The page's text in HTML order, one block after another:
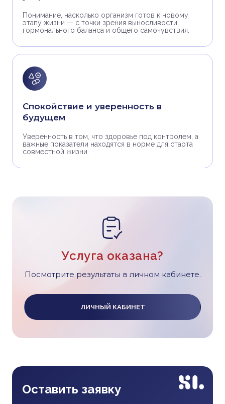
Понимание, насколько организм готов к новому
этапу жизни — с точки зрения выносливости,
гормонального баланса и общего самочувствия.
Спокойствие и уверенность в
будущем
Уверенность в том, что здоровье под контролем, а
важные показатели находятся в норме для старта
совместной жизни.
Услуга оказана?
Посмотрите результаты в личном кабинете.
ЛИЧНЫЙ КАБИНЕТ
Оставить заявку